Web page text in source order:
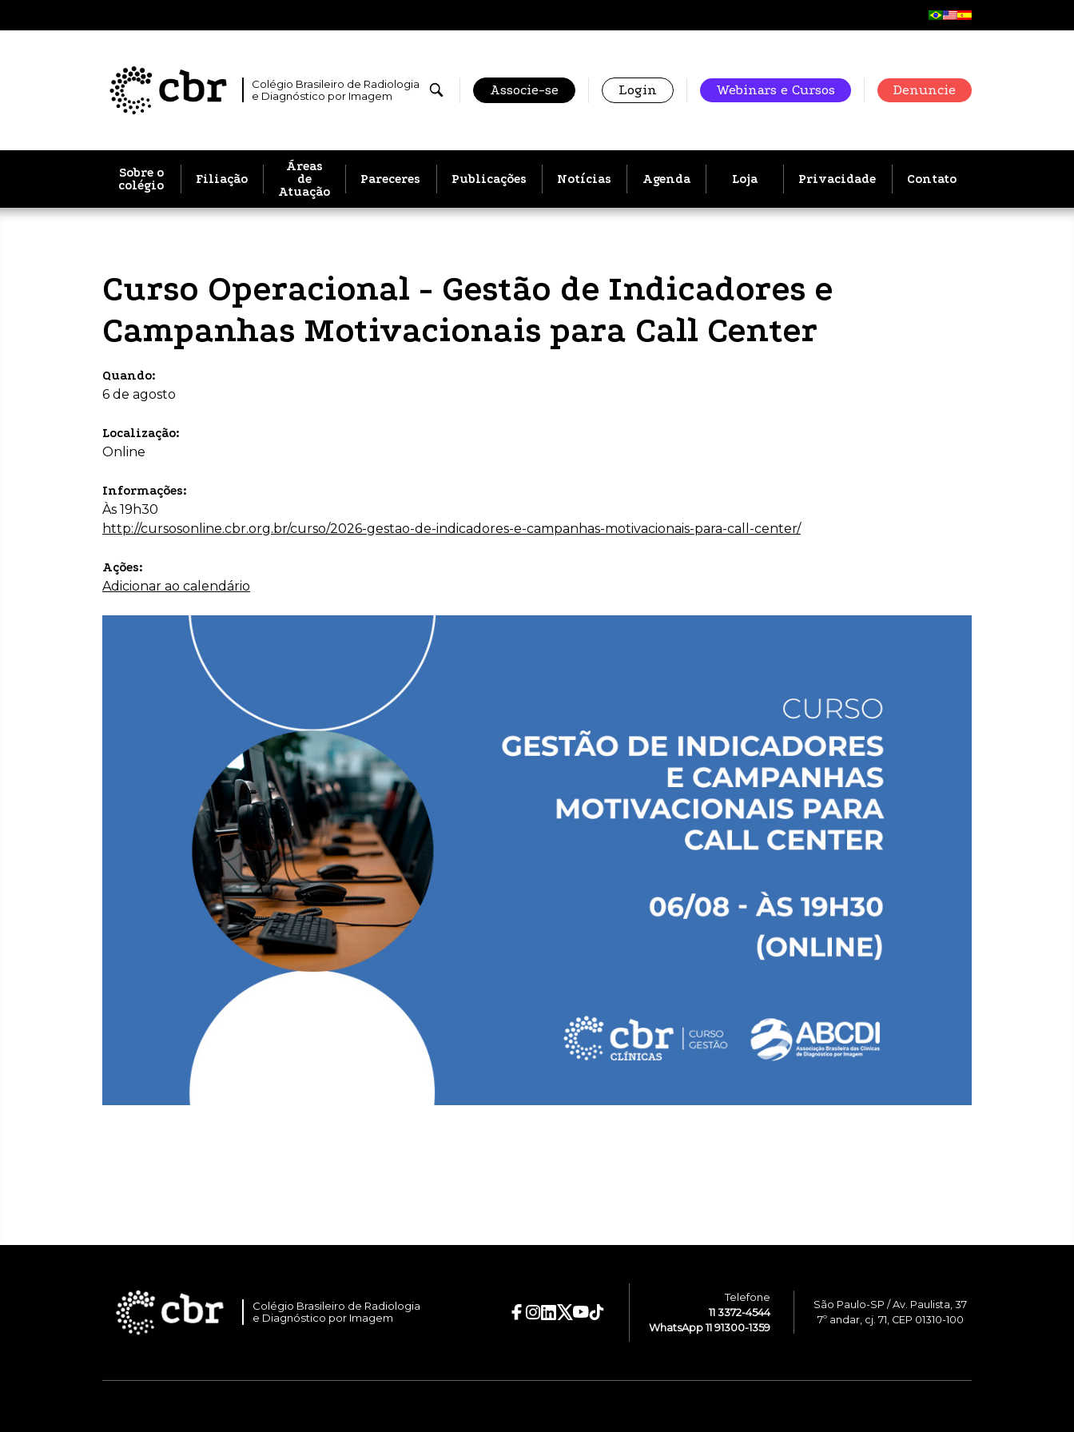
Colégio Brasileiro de Radiologia
e Diagnóstico por Imagem
Associe-se Login Webinars e Cursos Denuncie
Sobre o
colégio
Filiação
Áreas
de
Atuação
Pareceres Publicações Notícias Agenda Loja Privacidade Contato
Curso Operacional - Gestão de Indicadores e
Campanhas Motivacionais para Call Center
Quando:
6 de agosto
Localização:
Online
Informações:
Às 19h30
http://cursosonline.cbr.org.br/curso/2026-gestao-de-indicadores-e-campanhas-motivacionais-para-call-center/
Ações:
Adicionar ao calendário
Colégio Brasileiro de Radiologia
e Diagnóstico por Imagem
Telefone
11 3372-4544
WhatsApp 11 91300-1359
São Paulo-SP / Av. Paulista, 37
7º andar, cj. 71, CEP 01310-100